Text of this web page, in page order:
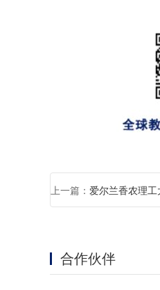
上一篇： 爱尔兰香农理
合作伙伴